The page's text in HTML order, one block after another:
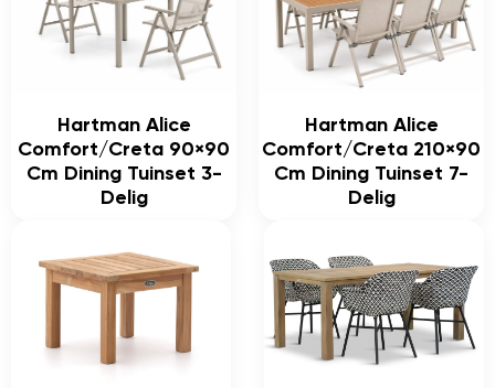
Hartman Alice
Comfort/Creta 90×90
Cm Dining Tuinset 3-
Delig
Hartman Alice
Comfort/Creta 210×90
Cm Dining Tuinset 7-
Delig